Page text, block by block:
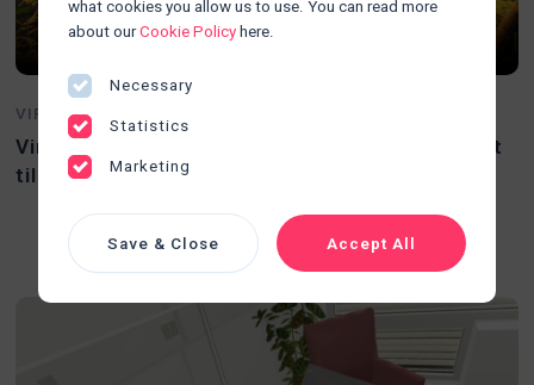
VIRTUAL REALITY
Virtual Reality i undervisning: Hvad tilføjer det
til læring?
what cookies you allow us to use. You can read more
about ourCookie Policy here.
Necessary
Statistics
Marketing
Save & Close Accept All